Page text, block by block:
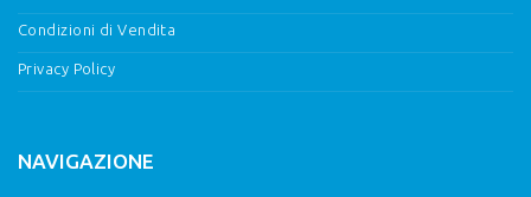
Condizioni di Vendita
Privacy Policy
NAVIGAZIONE